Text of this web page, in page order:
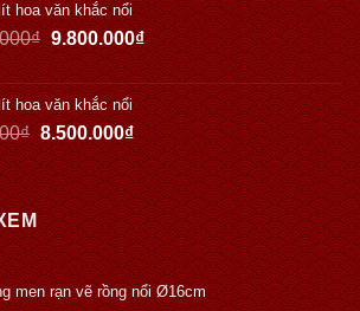
hoa văn khắc nổi
₫ 9.800.000₫
hoa văn khắc nổi
₫ 8.500.000₫
men rạn vẽ rồng nổi Ø16cm